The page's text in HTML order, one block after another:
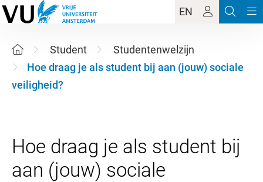
EN
Student
Studentenwelzijn
Hoe draag je als student bij aan (jouw) sociale
veiligheid?
Hoe draag je als student bij
aan (jouw) sociale